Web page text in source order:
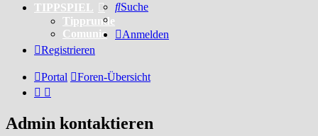
TIPPSPIEL
Tipprunde
Comunio
Suche
Anmelden
Registrieren
Portal Foren-Übersicht
Admin kontaktieren